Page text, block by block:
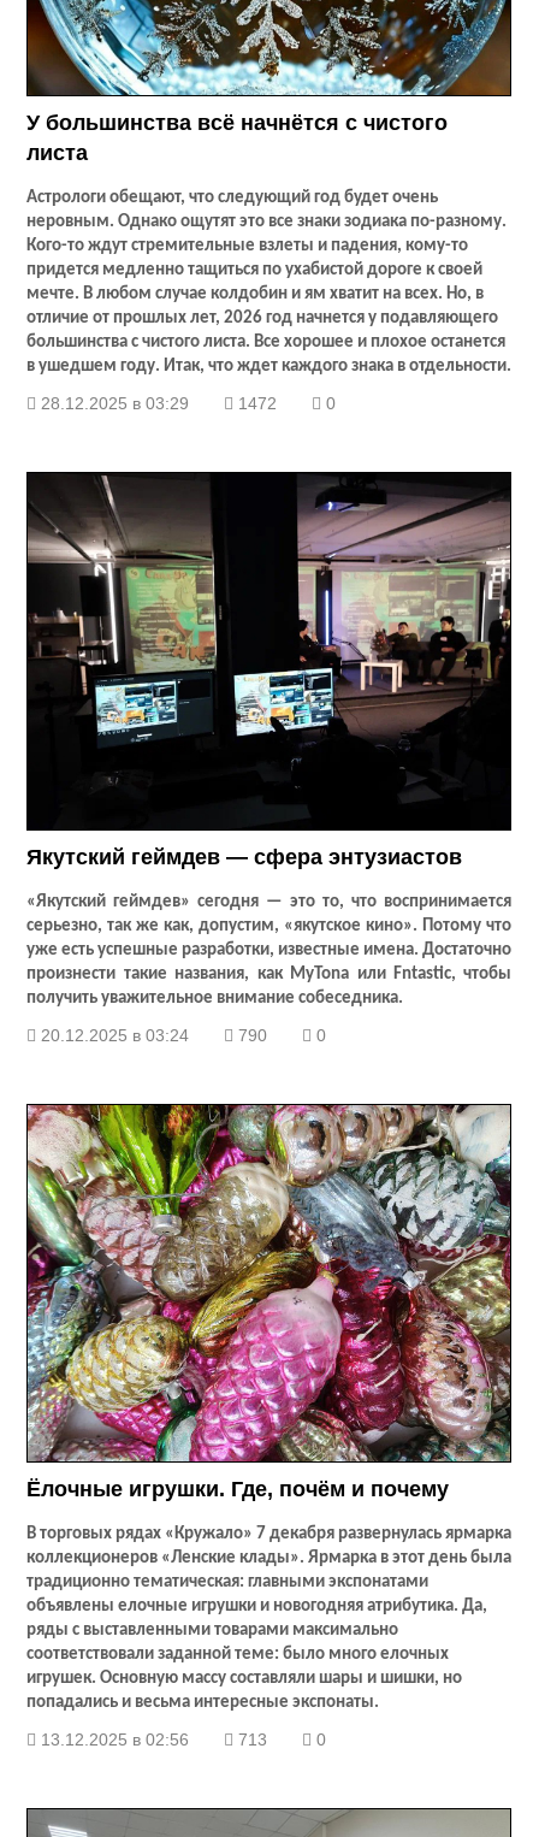
У большинства всё начнётся с чистого
листа
Астрологи обещают, что следующий год будет очень
неровным. Однако ощутят это все знаки зодиака по-разному.
Кого-то ждут стремительные взлеты и падения, кому-то
придется медленно тащиться по ухабистой дороге к своей
мечте. В любом случае колдобин и ям хватит на всех. Но, в
отличие от прошлых лет, 2026 год начнется у подавляющего
большинства с чистого листа. Все хорошее и плохое останется
в ушедшем году. Итак, что ждет каждого знака в отдельности.
28.12.2025 в 03:29 1472 0
Якутский геймдев — сфера энтузиастов
«Якутский геймдев» сегодня — это то, что воспринимается
серьезно, так же как, допустим, «якутское кино». Потому что
уже есть успешные разработки, известные имена. Достаточно
произнести такие названия, как MyTona или Fntastic, чтобы
получить уважительное внимание собеседника.
20.12.2025 в 03:24 790 0
Ёлочные игрушки. Где, почём и почему
В торговых рядах «Кружало» 7 декабря развернулась ярмарка
коллекционеров «Ленские клады». Ярмарка в этот день была
традиционно тематическая: главными экспонатами
объявлены елочные игрушки и новогодняя атрибутика. Да,
ряды с выставленными товарами максимально
соответствовали заданной теме: было много елочных
игрушек. Основную массу составляли шары и шишки, но
попадались и весьма интересные экспонаты.
13.12.2025 в 02:56 713 0